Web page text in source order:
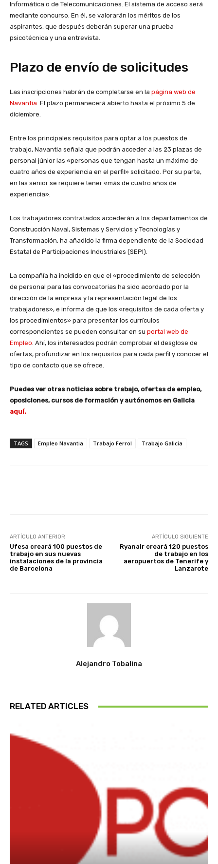
Informática o de Telecomunicaciones. El sistema de acceso será
mediante concurso. En él, se valorarán los méritos de los
aspirantes, que después deberán superar una prueba
psicotécnica y una entrevista.
Plazo de envío de solicitudes
Las inscripciones habrán de completarse en la página web de
Navantia. El plazo permanecerá abierto hasta el próximo 5 de
diciembre.
Entre los principales requisitos para optar a los puestos de
trabajo, Navantia señala que podrán acceder a las 23 plazas de
personal júnior las «personas que tengan hasta un máximo de
cuatro años de experiencia en el perfil» solicitado. Por su parte,
en las senior se requiere tener «más de cuatro años de
experiencia».
Los trabajadores contratados accederán a los departamentos de
Construcción Naval, Sistemas y Servicios y Tecnologías y
Transformación, ha añadido la firma dependiente de la Sociedad
Estatal de Participaciones Industriales (SEPI).
La compañía ha incidido en que el «procedimiento de selección
de personal para las convocatorias ha sido acordado por la
dirección de la empresa y la representación legal de los
trabajadores», e informa de que los «requisitos de cada oferta y
los procedimientos» para presentar los currículos
correspondientes se pueden consultar en su portal web de
Empleo. Ahí, los interesados podrán comprobar el desglose de
ofertas, profundizar en los requisitos para cada perfil y conocer el
tipo de contacto que se ofrece.
Puedes ver otras noticias sobre trabajo, ofertas de empleo,
oposiciones, cursos de formación y autónomos en Galicia
aquí.
TAGS Empleo Navantia Trabajo Ferrol Trabajo Galicia
ARTÍCULO ANTERIOR
Ufesa creará 100 puestos de
trabajo en sus nuevas
instalaciones de la provincia
de Barcelona
ARTÍCULO SIGUIENTE
Ryanair creará 120 puestos
de trabajo en los
aeropuertos de Tenerife y
Lanzarote
Alejandro Tobalina
RELATED ARTICLES